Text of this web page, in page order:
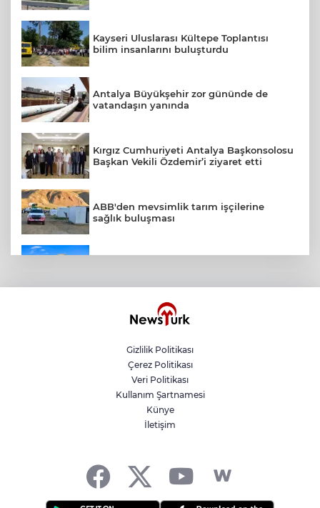
Kayseri Uluslarası Kültepe Toplantısı
bilim insanlarını buluşturdu
Antalya Büyükşehir zor gününde de
vatandaşın yanında
Kırgız Cumhuriyeti Antalya Başkonsolosu
Başkan Vekili Özdemir’i ziyaret etti
ABB'den mevsimlik tarım işçilerine
sağlık buluşması
Şampiyonlar, İETT ile İstanbul’da
Antalya Konyaaltı’nın merkez ve yayla
yolları yenilenecek
Balıkesir Büyükşehir altyapıda hız
Gizlilik Politikası
Çerez Politikası
Veri Politikası
Kullanım Şartnamesi
Künye
İletişim